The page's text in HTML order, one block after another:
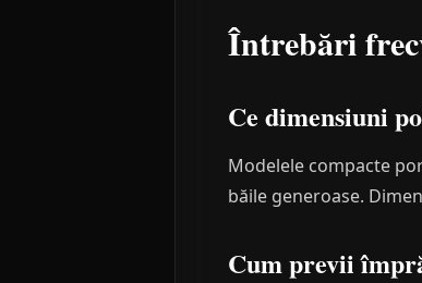
Întrebări
Ce dimensiuni
Modelele compacte
băile generoase.
Cum previi